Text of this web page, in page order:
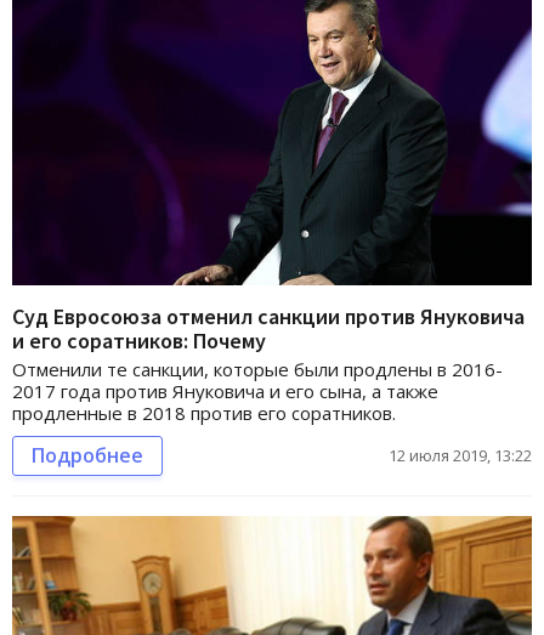
Суд Евросоюза отменил санкции против Януковича
и его соратников: Почему
Отменили те санкции, которые были продлены в 2016-
2017 года против Януковича и его сына, а также
продленные в 2018 против его соратников.
Подробнее 12 июля 2019, 13:22